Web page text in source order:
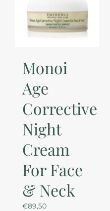
Monoi
Age
Corrective
Night
Cream
For Face
& Neck
€89,50